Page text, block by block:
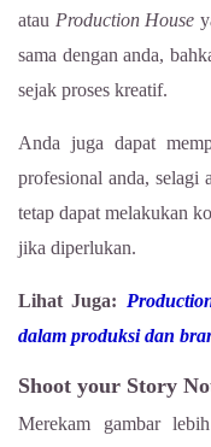
atau Production House
sama dengan anda,
sejak proses kreatif.
Anda juga dapat
profesional anda, selagi
tetap dapat melakukan
jika diperlukan.
Lihat Juga:
dalam produksi dan
Shoot your Story
Merekam gambar